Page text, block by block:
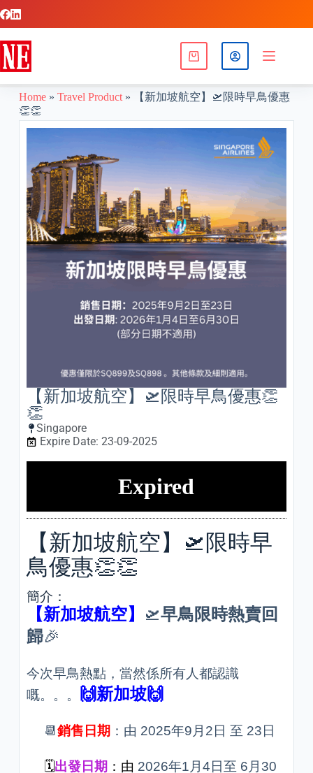
Home» Travel Product»
【新加坡航空】🛫限時早鳥優惠
👏👏
【新加坡航空】🛫限時早鳥優惠👏
👏
Singapore
Expire Date: 23-09-2025
Expired
【新加坡航空】🛫限時早
鳥優惠👏👏
簡介：
【新加坡航空】 🛫早鳥限時熱賣回
歸🎉
今次早鳥熱點，當然係所有人都認識
嘅。。。
🙌新加坡🙌
📆 銷售日期 ：由 2025年9月2日 至 23日
🗓️出發日期 ：由 2026年1月4日至 6月30